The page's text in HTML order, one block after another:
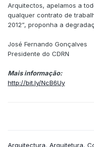
Arquitectos, apelamos a
qualquer contrato de
2012”, proponha a
José Fernando Gonçalves
Presidente do CDRN
Mais informação:
http://bit.ly/NcB6Uy
Arquitectura, Arquitetura,